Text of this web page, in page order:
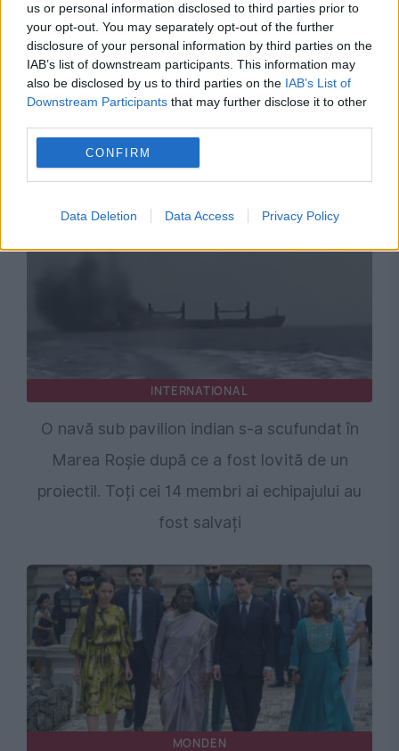
us or personal information disclosed to third parties prior to
your opt-out. You may separately opt-out of the further
disclosure of your personal information by third parties on the
IAB’s list of downstream participants. This information may
also be disclosed by us to third parties on the IAB’s List of
Downstream Participants that may further disclose it to other
CONFIRM
Data Deletion Data Access Privacy Policy
POLITICA
PSD cere activarea mecanismului european
de urgență pentru energie și susține
menținerea centralelor pe cărbune. Critici la
adresa lui Bolojan
INTERNATIONAL
O navă sub pavilion indian s-a scufundat în
Marea Roșie după ce a fost lovită de un
proiectil. Toți cei 14 membri ai echipajului au
fost salvați
MONDEN